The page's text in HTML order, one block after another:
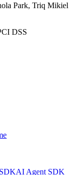
Park, Triq Mikiel
AI Agent SDK